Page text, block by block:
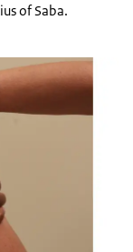
of Saba.